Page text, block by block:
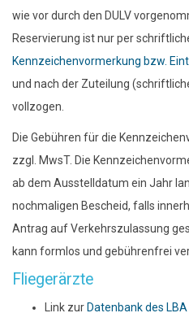
wie vor durch den DULV
Reservierung ist nur per
Kennzeichenvormerkung bzw.
und nach der Zuteilung
vollzogen.
Die Gebühren für die
zzgl. MwsT. Die
ab dem Ausstelldatum ein Jahr
nochmaligen Bescheid, falls
Antrag auf Verkehrszulassung
kann formlos und gebührenfrei
Fliegerärzte
Link zur Datenbank des LBA